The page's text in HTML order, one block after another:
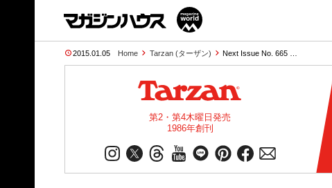
2015.01.05 Home Tarzan (ターザン) Next Issue No. 665 …
第2・第4木曜日発売
1986年創刊